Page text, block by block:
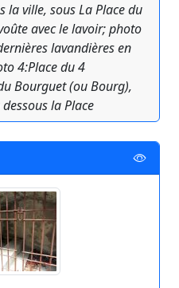
la ville, sous La Place du
avec le lavoir; photo
lavandières en
4:Place du 4
Bourguet (ou Bourg),
la Place